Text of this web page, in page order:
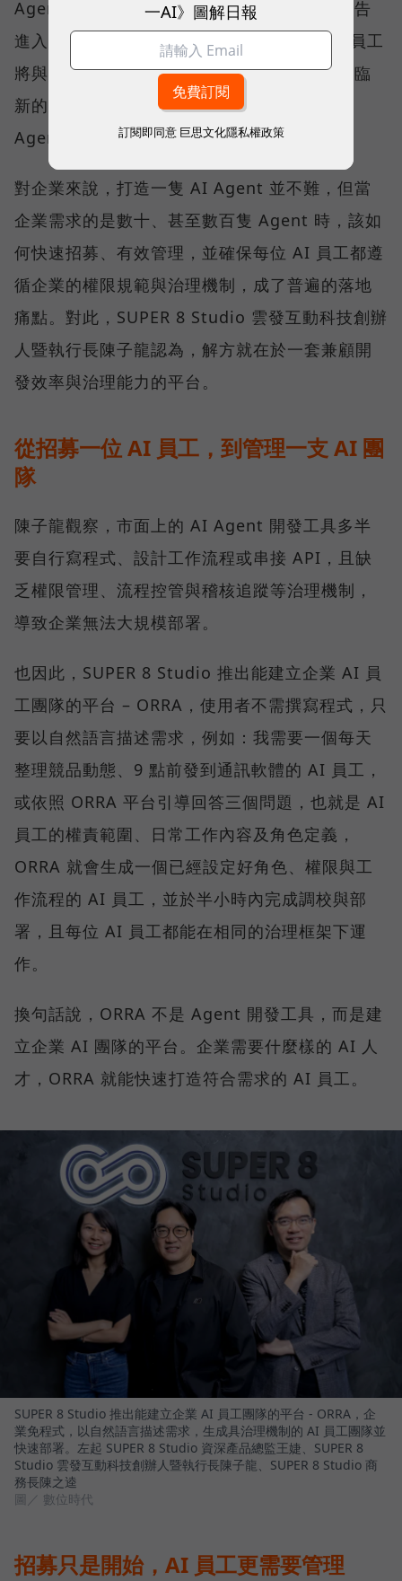
Agent將接管工作流程」，企業營運已正式宣告
進入 AI 代理人時代。在可預見的未來，真人員工
將與大量 AI Agent 協同工作，而企業也將面臨
新的挑戰—如何規模化部署與管理這些 AI
Agent。
對企業來說，打造一隻 AI Agent 並不難，但當
企業需求的是數十、甚至數百隻 Agent 時，該如
何快速招募、有效管理，並確保每位 AI 員工都遵
循企業的權限規範與治理機制，成了普遍的落地
痛點。對此，SUPER 8 Studio 雲發互動科技創辦
人暨執行長陳子龍認為，解方就在於一套兼顧開
發效率與治理能力的平台。
從招募一位 AI 員工，到管理一支 AI 團
隊
陳子龍觀察，市面上的 AI Agent 開發工具多半
要自行寫程式、設計工作流程或串接 API，且缺
乏權限管理、流程控管與稽核追蹤等治理機制，
導致企業無法大規模部署。
也因此，SUPER 8 Studio 推出能建立企業 AI 員
工團隊的平台 – ORRA，使用者不需撰寫程式，只
要以自然語言描述需求，例如：我需要一個每天
整理競品動態、9 點前發到通訊軟體的 AI 員工，
或依照 ORRA 平台引導回答三個問題，也就是 AI
員工的權責範圍、日常工作內容及角色定義，
ORRA 就會生成一個已經設定好角色、權限與工
作流程的 AI 員工，並於半小時內完成調校與部
署，且每位 AI 員工都能在相同的治理框架下運
作。
換句話說，ORRA 不是 Agent 開發工具，而是建
立企業 AI 團隊的平台。企業需要什麼樣的 AI 人
才，ORRA 就能快速打造符合需求的 AI 員工。
SUPER 8 Studio 推出能建立企業 AI 員工團隊的平台 - ORRA，企
業免程式，以自然語言描述需求，生成具治理機制的 AI 員工團隊並
快速部署。左起 SUPER 8 Studio 資深產品總監王婕、SUPER 8
Studio 雲發互動科技創辦人暨執行長陳子龍、SUPER 8 Studio 商
務長陳之逵
圖／ 數位時代
招募只是開始，AI 員工更需要管理
一AI》圖解日報
訂閱即同意 巨思文化隱私權政策